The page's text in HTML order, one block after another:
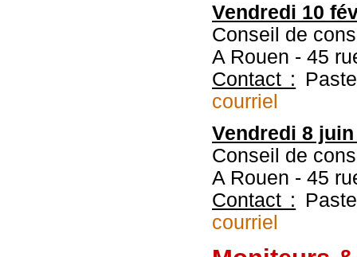
Vendredi 10
Conseil de
A Rouen - 45
Contact :
courriel
Vendredi 8
Conseil de
A Rouen - 45
Contact :
courriel